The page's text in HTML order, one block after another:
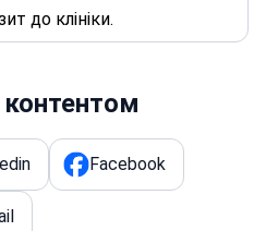
до клініки.
складає $0 для вас.
Bookimed залишається на
першого запиту до
поїздки,
та безпеку.
Facebook